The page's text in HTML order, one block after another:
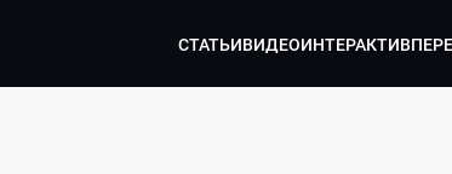
СТАТЬИВИДЕОИНТЕРАКТИВ